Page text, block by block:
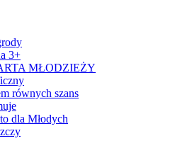
3+
MŁODZIEŻY
równych szans
dla Młodych